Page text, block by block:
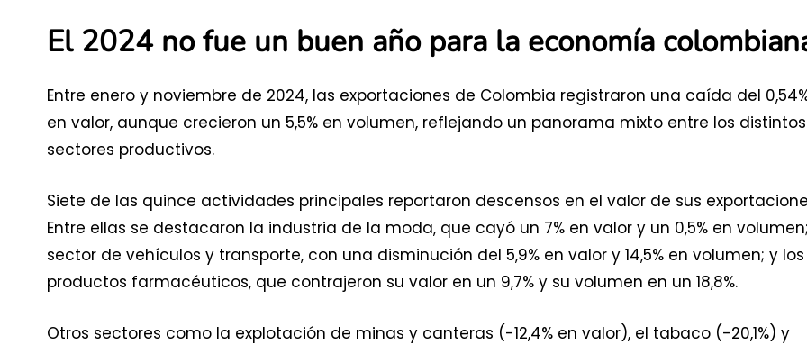
El 2024 no fue un buen año para la economía
Entre enero y noviembre de 2024, las exportaciones de Colombia registraron una caída del
en valor, aunque crecieron un 5,5% en volumen, reflejando un panorama mixto entre los distintos
sectores productivos.
Siete de las quince actividades principales reportaron descensos en el valor de sus
Entre ellas se destacaron la industria de la moda, que cayó un 7% en valor y un 0,5% en
sector de vehículos y transporte, con una disminución del 5,9% en valor y 14,5% en volumen; y los
productos farmacéuticos, que contrajeron su valor en un 9,7% y su volumen en un 18,8%.
Otros sectores como la explotación de minas y canteras (-12,4% en valor), el tabaco (-20,1%) y